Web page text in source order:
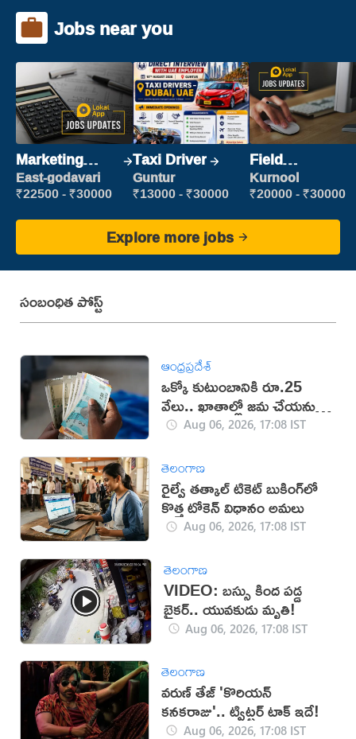
Jobs near you
Marketing
Executive
East-godavari
₹22500 - ₹30000
Taxi Driver
Guntur
₹13000 - ₹30000
Field
Marketing
Executive
Kurnool
₹20000 - ₹30000
Explore more jobs
సంబంధిత పోస్ట్
ఆంధ్రప్రదేశ్
ఒక్కో కుటుంబానికి రూ.25
వేలు.. ఖాతాల్లో జ‌మ చేయ‌నున్న
ప్ర‌భుత్వం..!
Aug 06, 2026, 17:08 IST
తెలంగాణ
రైల్వే తత్కాల్ టికెట్ బుకింగ్‌లో
కొత్త టోకెన్ విధానం అమలు
Aug 06, 2026, 17:08 IST
తెలంగాణ
VIDEO: బస్సు కింద పడ్డ
బైకర్.. యువకుడు మృతి!
Aug 06, 2026, 17:08 IST
తెలంగాణ
వరుణ్ తేజ్ 'కొరియన్
కనకరాజు'.. ట్విట్టర్ టాక్ ఇదే!
Aug 06, 2026, 17:08 IST